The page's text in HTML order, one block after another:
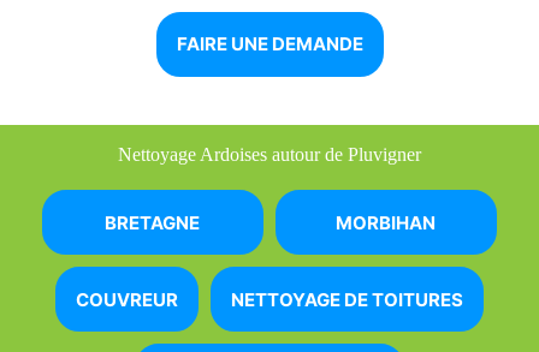
FAIRE UNE DEMANDE
Nettoyage Ardoises autour de Pluvigner
BRETAGNE MORBIHAN
COUVREUR NETTOYAGE DE TOITURES